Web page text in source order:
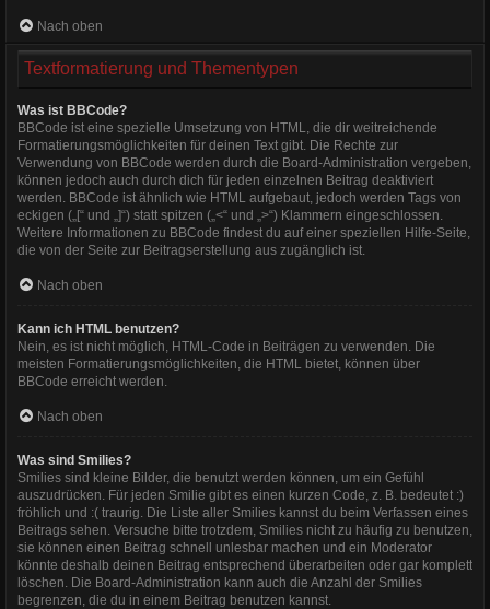
Nach oben
Textformatierung und Thementypen
Was ist BBCode?
BBCode ist eine spezielle Umsetzung von HTML, die dir weitreichende
Formatierungsmöglichkeiten für deinen Text gibt. Die Rechte zur
Verwendung von BBCode werden durch die Board-Administration vergeben,
können jedoch auch durch dich für jeden einzelnen Beitrag deaktiviert
werden. BBCode ist ähnlich wie HTML aufgebaut, jedoch werden Tags von
eckigen („[“ und „]“) statt spitzen („<“ und „>“) Klammern eingeschlossen.
Weitere Informationen zu BBCode findest du auf einer speziellen Hilfe-Seite,
die von der Seite zur Beitragserstellung aus zugänglich ist.
Nach oben
Kann ich HTML benutzen?
Nein, es ist nicht möglich, HTML-Code in Beiträgen zu verwenden. Die
meisten Formatierungsmöglichkeiten, die HTML bietet, können über
BBCode erreicht werden.
Nach oben
Was sind Smilies?
Smilies sind kleine Bilder, die benutzt werden können, um ein Gefühl
auszudrücken. Für jeden Smilie gibt es einen kurzen Code, z. B. bedeutet :)
fröhlich und :( traurig. Die Liste aller Smilies kannst du beim Verfassen eines
Beitrags sehen. Versuche bitte trotzdem, Smilies nicht zu häufig zu benutzen,
sie können einen Beitrag schnell unlesbar machen und ein Moderator
könnte deshalb deinen Beitrag entsprechend überarbeiten oder gar komplett
löschen. Die Board-Administration kann auch die Anzahl der Smilies
begrenzen, die du in einem Beitrag benutzen kannst.